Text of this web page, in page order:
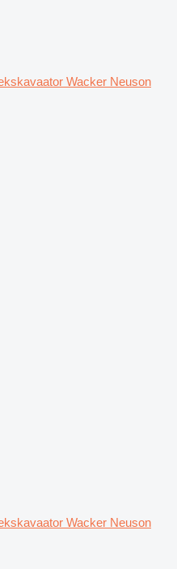
Wacker Neuson
Wacker Neuson